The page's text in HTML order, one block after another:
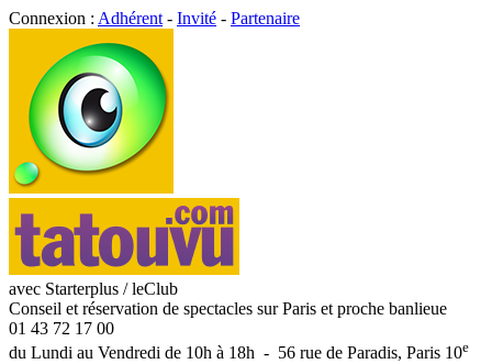
Connexion : Adhérent - Invité - Partenaire
avec Starterplus / leClub
Conseil et réservation de spectacles sur Paris et proche banlieue
01 43 72 17 00
du Lundi au Vendredi de 10h à 18h - 56 rue de Paradis, Paris 10e